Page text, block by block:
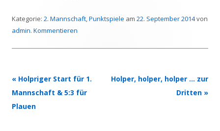
Kategorie: 2. Mannschaft,Punktspiele am 22. September 2014von
admin. Kommentieren
Beitrags-
Navigation
« Holpriger Start für 1.
Mannschaft & 5:3 für
Plauen
Holper, holper, holper … zur
Dritten »